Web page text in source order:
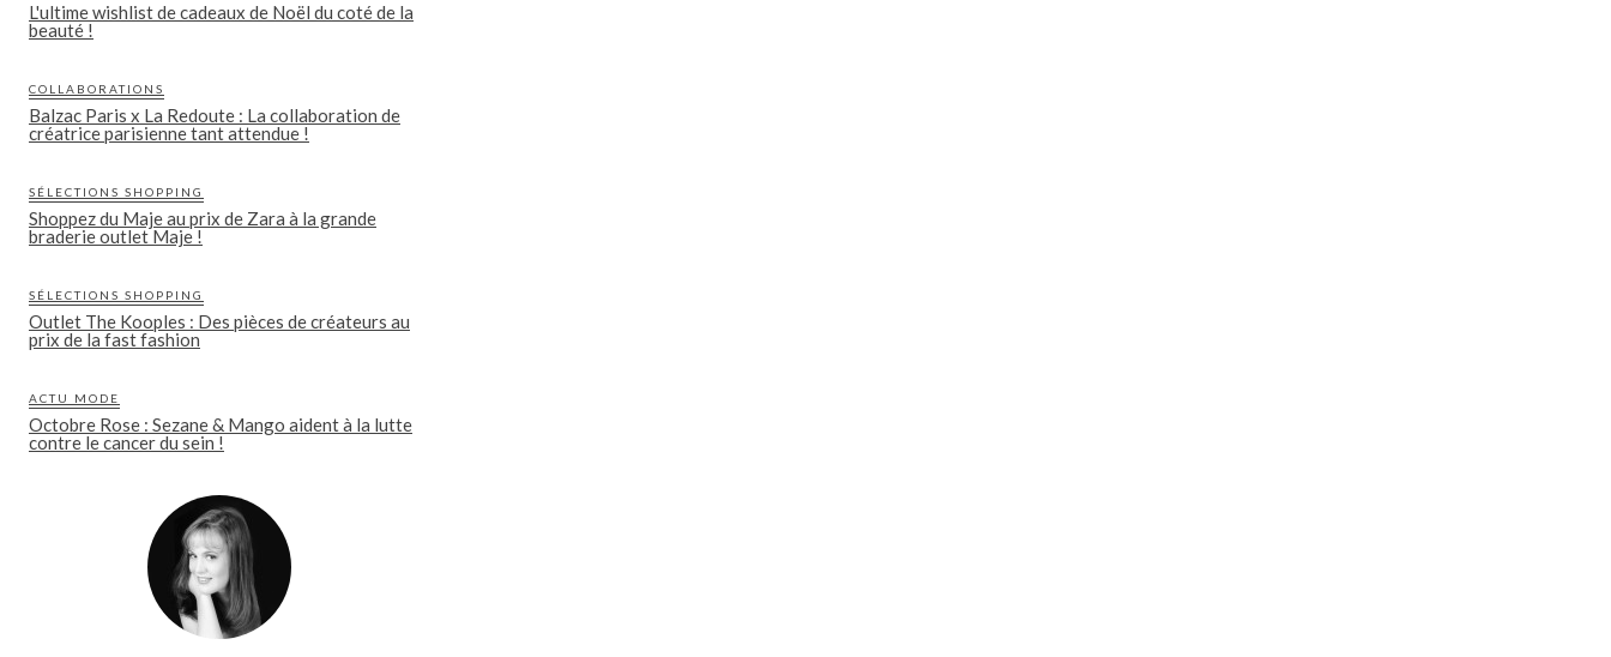
L'ultime wishlist de cadeaux de Noël du coté de la
beauté !
COLLABORATIONS
Balzac Paris x La Redoute : La collaboration de
créatrice parisienne tant attendue !
SÉLECTIONS SHOPPING
Shoppez du Maje au prix de Zara à la grande
braderie outlet Maje !
SÉLECTIONS SHOPPING
Outlet The Kooples : Des pièces de créateurs au
prix de la fast fashion
ACTU MODE
Octobre Rose : Sezane & Mango aident à la lutte
contre le cancer du sein !